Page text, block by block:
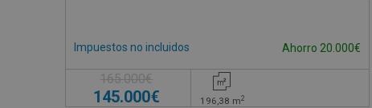
Impuestos no incluidos Ahorro 20.000€
165.000€
145.000€ 196,38 m2